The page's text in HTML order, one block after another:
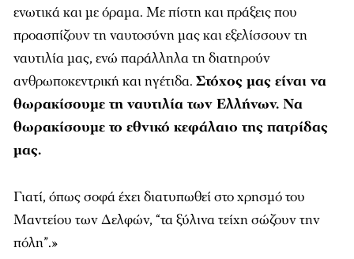
ενωτικά και με όραμα. Με πίστη και πράξεις που
προασπίζουν τη ναυτοσύνη μας και εξελίσσουν τη
ναυτιλία μας, ενώ παράλληλα τη διατηρούν
ανθρωποκεντρική και ηγέτιδα. Στόχος μας είναι να
θωρακίσουμε τη ναυτιλία των Ελλήνων. Να
θωρακίσουμε το εθνικό κεφάλαιο της πατρίδας
μας.
Γιατί, όπως σοφά έχει διατυπωθεί στο χρησμό του
Μαντείου των Δελφών, “τα ξύλινα τείχη σώζουν την
πόλη”.»